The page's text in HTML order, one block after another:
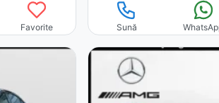
Favorite Sună